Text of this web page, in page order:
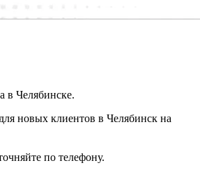
в Челябинске.
новых клиентов в Челябинск на
по телефону.